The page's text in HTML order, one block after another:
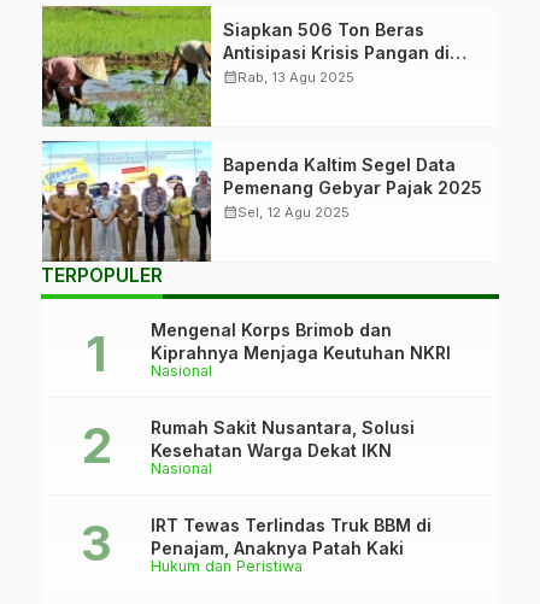
Siapkan 506 Ton Beras
Antisipasi Krisis Pangan di
Kaltim
calendar_monthRab, 13 Agu 2025
Bapenda Kaltim Segel Data
Pemenang Gebyar Pajak 2025
calendar_monthSel, 12 Agu 2025
TERPOPULER
Nasional
Mengenal Korps Brimob dan
Kiprahnya Menjaga Keutuhan NKRI
Nasional
Rumah Sakit Nusantara, Solusi
Kesehatan Warga Dekat IKN
Hukum dan Peristiwa
IRT Tewas Terlindas Truk BBM di
Penajam, Anaknya Patah Kaki